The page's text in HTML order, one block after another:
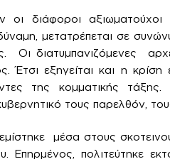
διάφοροι αξιωματούχοι
μετατρέπεται σε
Οι διατυμπανιζόμενες
Έτσι εξηγείται και η κρίση
της κομματικής τάξης.
τους παρελθόν,
μέσα στους
πολιτεύτηκε